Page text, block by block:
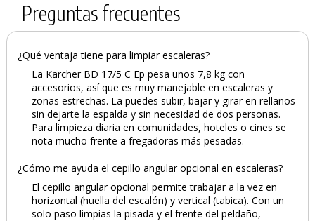
Preguntas frecuentes
¿Qué ventaja tiene para limpiar escaleras?
La Karcher BD 17/5 C Ep pesa unos 7,8 kg con
accesorios, así que es muy manejable en escaleras y
zonas estrechas. La puedes subir, bajar y girar en rellanos
sin dejarte la espalda y sin necesidad de dos personas.
Para limpieza diaria en comunidades, hoteles o cines se
nota mucho frente a fregadoras más pesadas.
¿Cómo me ayuda el cepillo angular opcional en escaleras?
El cepillo angular opcional permite trabajar a la vez en
horizontal (huella del escalón) y vertical (tabica). Con un
solo paso limpias la pisada y el frente del peldaño,